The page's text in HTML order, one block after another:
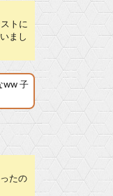
トに
まし
ww 子
たの